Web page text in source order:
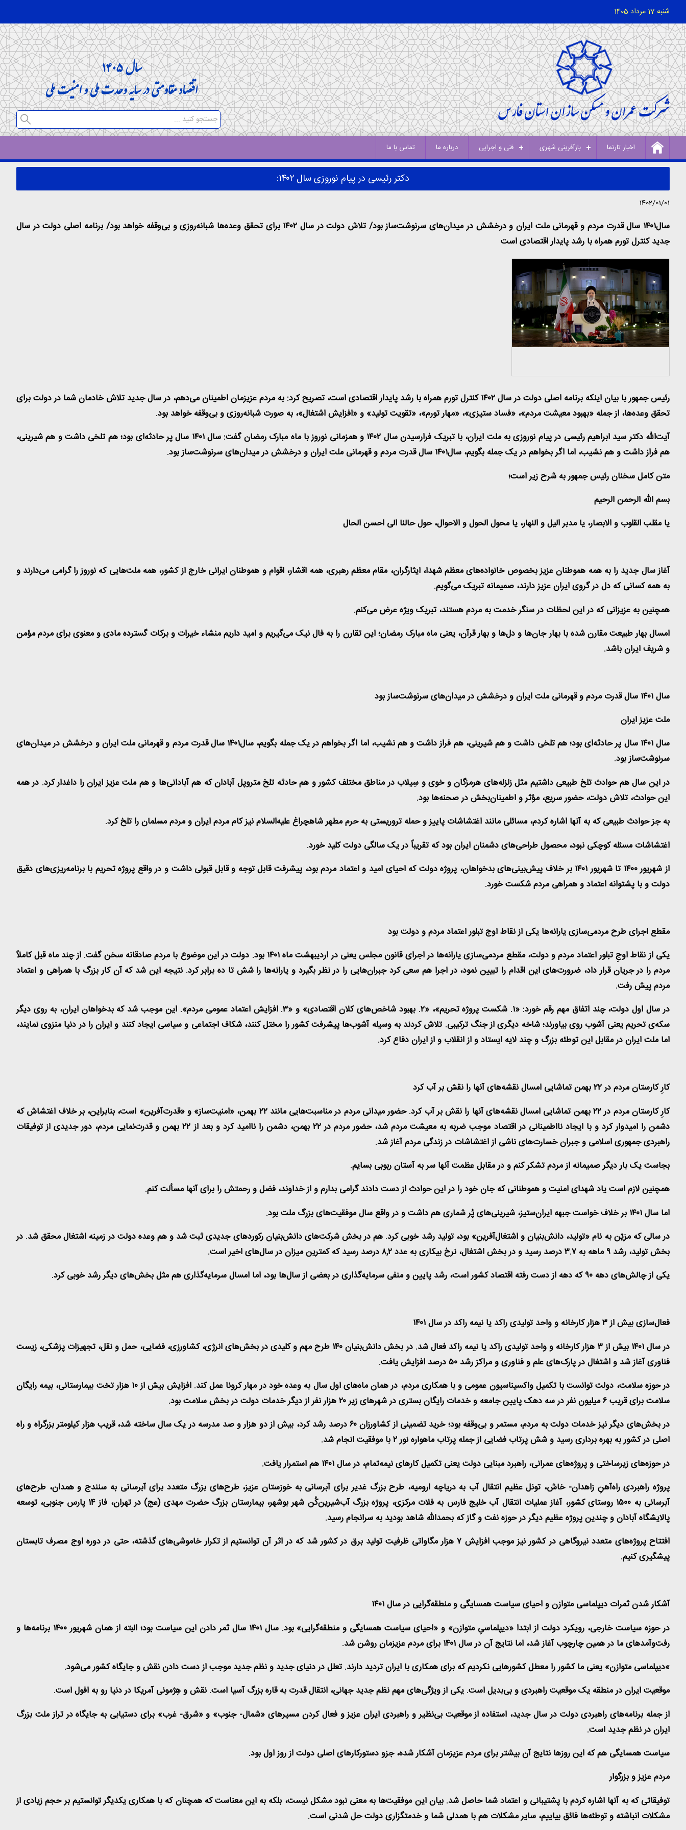
شنبه 17 مرداد 1405
اخبار تارنما بازآفرینی شهری فنی و اجرایی درباره ما تماس با ما
دکتر رئیسی در پیام نوروزی سال ۱۴۰۲:
1402/01/01
سال۱۴۰۱ سال قدرت مردم و قهرمانی ملت ایران و درخشش در میدان‌های سرنوشت‌ساز بود/ تلاش دولت در سال ۱۴۰۲ برای تحقق وعده‌ها شبانه‌روزی و بی‌وقفه خواهد بود/ برنامه اصلی دولت در سال
جدید کنترل تورم همراه با رشد پایدار اقتصادی است
رئیس جمهور با بیان اینکه برنامه اصلی دولت در سال ۱۴۰۲ کنترل تورم همراه با رشد پایدار اقتصادی است، تصریح کرد: به مردم عزیزمان اطمینان می‌دهم، در سال جدید تلاش خادمان شما در دولت برای
تحقق وعده‌ها، از جمله «بهبود معیشت مردم»، «فساد ستیزی»، «مهار تورم»، «تقویت تولید» و «افزایش اشتغال»، به صورت شبانه‌روزی و بی‌وقفه خواهد بود.
آیت‌الله دکتر سید ابراهیم رئیسی در پیام نوروزی به ملت ایران، با تبریک فرارسیدن سال ۱۴۰۲ و همزمانی نوروز با ماه مبارک رمضان گفت: سال ۱۴۰۱ سال پر حادثه‌ای بود؛ هم تلخی داشت و هم شیرینی،
هم فراز داشت و هم نشیب، اما اگر بخواهم در یک جمله بگویم، سال۱۴۰۱ سال قدرت مردم و قهرمانی ملت ایران و درخشش در میدان‌های سرنوشت‌ساز بود
.
متن کامل سخنان رئیس جمهور به شرح زیر است؛
بسم الله الرحمن الرحیم
یا مقلب القلوب و الابصار، یا مدبر الیل و النهار، یا محول الحول و الاحوال، حول حالنا الی احسن الحال
آغاز سال جدید را به همه هموطنان عزیز بخصوص خانواده‌های معظم شهدا، ایثارگران، مقام معظم رهبری، همه اقشار، اقوام و هموطنان ایرانی خارج از کشور، همه ملت‌هایی که نوروز را گرامی می‌دارند و
به همه کسانی که دل در گروی ایران عزیز دارند، صمیمانه تبریک می‌گویم.
همچنین به عزیزانی که در این لحظات در سنگر خدمت به مردم هستند، تبریک ویژه عرض می‌کنم.
امسال بهار طبیعت مقارن شده با بهار جان‌ها و دل‌ها و بهار قرآن، یعنی ماه مبارک رمضان؛ این تقارن را به فال نیک می‌گیریم و امید داریم منشاء خیرات و برکات گسترده مادی و معنوی برای مردم مؤمن
و شریف ایران باشد.
سال ۱۴۰۱ سال قدرت مردم و قهرمانی ملت ایران و درخشش در میدان‌های سرنوشت‌ساز بود
ملت عزیز ایران
سال ۱۴۰۱ سال پر حادثه‌ای بود؛ هم تلخی داشت و هم شیرینی، هم فراز داشت و هم نشیب، اما اگر بخواهم در یک جمله بگویم، سال۱۴۰۱ سال قدرت مردم و قهرمانی ملت ایران و درخشش در میدان‌های
سرنوشت‌ساز بود.
در این سال هم حوادث تلخ طبیعی داشتیم مثل زلزله‌های هرمزگان و خوی و سِیلاب در مناطق مختلف کشور و هم حادثه تلخ متروپل آبادان که هم آبادانی‌ها و هم ملت عزیز ایران را داغدار کرد. در همه
این حوادث، تلاش دولت، حضور سریع، مؤثر و اطمینان‌بخش در صحنه‌ها بود.
به جز حوادث طبیعی که به آنها اشاره کردم، مسائلی مانند اغتشاشات پاییز و حمله تروریستی به حرم مطهر شاهچراغ علیه‌السلام نیز کام مردم ایران و مردم مسلمان را تلخ کرد.
اغتشاشات مسئله کوچکی نبود، محصول طراحی‌های دشمنان ایران بود که تقریباً در یک سالگی دولت کلید خورد.
از شهریور ۱۴۰۰ تا شهریور ۱۴۰۱ بر خلاف پیش‌بینی‌های بدخواهان، پروژه دولت که احیای امید و اعتماد مردم بود، پیشرفت قابل توجه و قابل قبولی داشت و در واقع پروژه تحریم با برنامه‌ریزی‌های دقیق
دولت و با پشتوانه اعتماد و همراهی مردم شکست خورد.
مقطع اجرای طرح مردمی‌سازی یارانه‌ها یکی از نقاط اوج تبلور اعتماد مردم و دولت بود
یکی از نقاط اوجِ تبلور اعتماد مردم و دولت، مقطع مردمی‌سازی یارانه‌ها در اجرای قانون مجلس یعنی در اردیبهشت ماه ۱۴۰۱ بود. دولت در این موضوع با مردم صادقانه سخن گفت. از چند ماه قبل کاملاً
مردم را در جریان قرار داد، ضرورت‌های این اقدام را تبیین نمود، در اجرا هم سعی کرد جبران‌هایی را در نظر بگیرد و یارانه‌ها را شش تا ده برابر کرد. نتیجه این شد که آن کار بزرگ با همراهی و اعتماد
مردم پیش رفت.
در سال اول دولت، چند اتفاق مهم رقم خورد: «۱. شکست پروژه تحریم»، «۲. بهبود شاخص‌های کلان اقتصادی» و «۳. افزایش اعتماد عمومی مردم». این موجب شد که بدخواهان ایران، به روی دیگر
سکه‌ی تحریم یعنی آشوب روی بیاورند؛ شاخه دیگری از جنگ ترکیبی. تلاش کردند به وسیله آشوب‌ها پیشرفت کشور را مختل کنند، شکاف اجتماعی و سیاسی ایجاد کنند و ایران را در دنیا منزوی نمایند،
اما ملت ایران در مقابل این توطئه بزرگ و چند لایه ایستاد و از انقلاب و از ایران دفاع کرد.
کارِ کارستان مردم در ۲۲ بهمن تماشایی امسال نقشه‌های آنها را نقش بر آب کرد
کارِ کارستان مردم در ۲۲ بهمن تماشایی امسال نقشه‌های آنها را نقش بر آب کرد. حضور میدانی مردم در مناسبت‌هایی مانند ۲۲ بهمن، «امنیت‌ساز» و «قدرت‌آفرین» است، بنابراین، بر خلاف اغتشاش که
دشمن را امیدوار کرد و با ایجاد نااطمینانی در اقتصاد موجب ضربه به معیشت مردم شد، حضور مردم در ۲۲ بهمن، دشمن را ناامید کرد و بعد از ۲۲ بهمن و قدرت‌نمایی مردم، دور جدیدی از توفیقات
راهبردی جمهوری اسلامی و جبران خسارت‌های ناشی از اغتشاشات در زندگی مردم آغاز شد.
بجاست یک بار دیگر صمیمانه از مردم تشکر کنم و در مقابل عظمت آنها سر به آستان ربوبی بسایم.
همچنین لازم است یاد شهدای امنیت و هموطنانی که جان خود را در این حوادث از دست دادند گرامی بدارم و از خداوند، فضل و رحمتش را برای آنها مسألت کنم.
اما سال ۱۴۰۱ بر خلاف خواست جبهه ایران‌ستیز، شیرینی‌های پُر شماری هم داشت و در واقع سال موفقیت‌های بزرگ ملت بود
.
در سالی که مزیّن به نام «تولید، دانش‌بنیان و اشتغال‌آفرین» بود، تولید رشد خوبی کرد. هم در بخش شرکت‌های دانش‌بنیان رکوردهای جدیدی ثبت شد و‌ هم وعده دولت در زمینه اشتغال محقق شد. در
بخش تولید، رشد ۹ ماهه به ۳.۷ درصد رسید و در بخش اشتغال، نرخ بیکاری به عدد ۸,۲ درصد رسید که کمترین میزان در سال‌های اخیر است
.
یکی از چالش‌های دهه ۹۰ که دهه از دست رفته اقتصاد کشور است، رشد پایین و منفی سرمایه‌گذاری در بعضی از سال‌ها بود، اما امسال سرمایه‌گذاری هم مثل بخش‌های دیگر رشد خوبی کرد
.
فعال‌سازی بیش از ۳ هزار کارخانه و واحد تولیدی راکد یا نیمه راکد در سال ۱۴۰۱
در سال ۱۴۰۱ بیش از ۳ هزار کارخانه و واحد تولیدی راکد یا نیمه راکد فعال شد. در بخش دانش‌بنیان‌ ۱۴۰ طرح مهم و کلیدی در بخش‌های انرژی، کشاورزی، فضایی، حمل ‌و نقل، تجهیزات پزشکی، زیست
فناوری آغاز شد و اشتغال در پارک‌های علم و فناوری و مراکز رشد ۵۰ درصد افزایش یافت
.
در حوزه سلامت، دولت توانست با تکمیل واکسیناسیون عمومی و با همکاری مردم، در همان ماه‌های اول سال به وعده خود در مهار کرونا عمل کند. افزایش بیش از ۱۰ هزار تخت بیمارستانی، بیمه رایگان
سلامت برای قریب ۶ میلیون نفر در سه دهک پایین جامعه و خدمات رایگان بستری در شهرهای زیر ۲۰ هزار نفر از دیگر خدمات دولت در بخش سلامت بود
.
در بخش‌های دیگر نیز خدمات دولت به مردم،‌ مستمر و بی‌وقفه بود؛ خرید تضمینی از کشاورزان ۶۰ درصد رشد کرد، بیش از دو هزار و صد مدرسه در یک سال ساخته شد، قریب هزار کیلومتر بزرگراه و راه
اصلی در کشور به بهره برداری رسید و شش پرتاب فضایی از جمله پرتاب ماهواره نور ۲ با موفقیت انجام شد
.
در حوزه‌های زیرساختی و پروژه‌های عمرانی، راهبرد مبنایی دولت یعنی تکمیل کارهای نیمه‌تمام، در سال ۱۴۰۱ هم استمرار یافت
.
پروژه راهبردی راه‌آهنِ زاهدان- خاش، تونل عظیم انتقال آب به دریاچه ارومیه، طرح بزرگ غدیر برای آبرسانی به خوزستان عزیز، طرح‌های بزرگ متعدد برای آبرسانی به سنندج و همدان، طرح‌های
آبرسانی به ۱۵۰۰ روستای کشور، آغاز عملیات انتقال آب خلیج فارس به فلات مرکزی، پروژه بزرگ آب‌شیرین‌کُن شهر بوشهر، بیمارستان بزرگ حضرت مهدی (عج) در تهران، فاز ۱۴ پارس جنوبی، توسعه
پالایشگاه آبادان و چندین پروژه عظیم دیگر در حوزه نفت و گاز که بحمدالله شاهد بودید به سرانجام رسید.
افتتاح پروژه‌های متعدد نیروگاهی در کشور نیز موجب افزایش ۷ هزار مگاواتی ظرفیت تولید برق در کشور شد که در اثر آن توانستیم از تکرار خاموشی‌های‌ گذشته، حتی در دوره اوج مصرف تابستان
پیشگیری کنیم.
آشکار شدن ثمرات دیپلماسی متوازن و احیای سیاست همسایگی و منطقه‌گرایی در سال ۱۴۰۱
در حوزه سیاست خارجی، رویکرد دولت از ابتدا «دیپلماسیِ متوازن» و «احیای سیاست همسایگی و منطقه‌گرایی» بود. سال ۱۴۰۱ سال ثمر دادن این سیاست بود؛ البته از همان شهریور ۱۴۰۰ برنامه‌ها و
رفت‌وآمدهای ما در همین چارچوب آغاز شد، اما نتایج آن در سال ۱۴۰۱ برای مردم عزیزمان روشن شد
.
«دیپلماسی متوازن» یعنی ما کشور را معطل کشورهایی نکردیم که برای همکاری با ایران تردید دارند. تعلل در دنیای جدید و نظم جدید موجب از دست دادن نقش و جایگاه کشور می‌شود.
موقعیت ایران در منطقه یک موقعیت راهبردی و بی‌بدیل است. یکی از ویژگی‌های مهم نظم جدید جهانی، انتقال قدرت به قاره بزرگ آسیا است. نقش و هِژمونی آمریکا در دنیا رو به افول است.
از جمله برنامه‌های راهبردی دولت در سال جدید، استفاده از موقعیت بی‌نظیر و راهبردی ایران عزیز و فعال کردن مسیرهای «شمال- جنوب» و «شرق- غرب» برای دستیابی به جایگاه در تراز ملت بزرگ
ایران در نظم جدید است.
سیاست همسایگی هم که این روزها نتایج آن بیشتر برای مردم عزیزمان آشکار شده، جزو دستورکارهای اصلی دولت از روز اول بود.
مردم عزیز و بزرگوار
توفیقاتی که به آنها اشاره کردم با پشتیبانی و اعتماد شما حاصل شد. بیان این موفقیت‌ها به معنی نبود مشکل نیست، بلکه به این معناست که همچنان که با همکاری یکدیگر توانستیم بر حجم زیادی از
مشکلات انباشته و توطئه‌ها فائق بیاییم، سایر مشکلات هم با همدلی شما و خدمتگزاری دولت حل شدنی است.